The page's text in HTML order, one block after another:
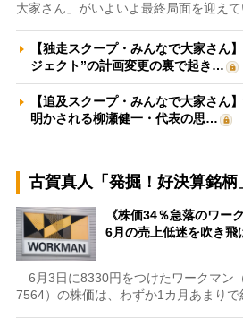
大家さん」がいよいよ最終局面を迎えて
【独走スクープ・みんなで大家さん
ジェクト”の計画変更の裏で起き…
【追及スクープ・みんなで大家さん
明かされる柳瀬健一・代表の思…
古賀真人「発掘！好決算銘柄
《株価34％急落のワー
6月の売上低迷を吹き
6月3日に8330円をつけたワークマン
7564）の株価は、わずか1カ月あまりで